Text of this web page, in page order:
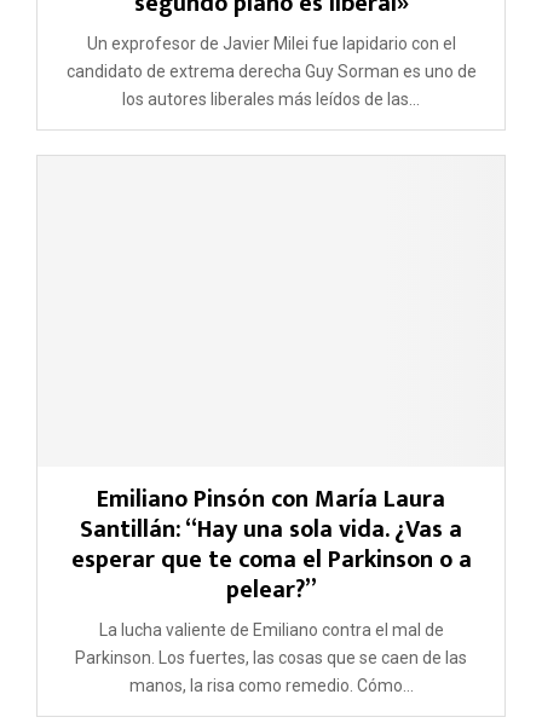
Un exprofesor de Javier Milei fue lapidario con el
candidato de extrema derecha Guy Sorman es uno de
los autores liberales más leídos de las...
Emiliano Pinsón con María Laura
Santillán: “Hay una sola vida. ¿Vas a
esperar que te coma el Parkinson o a
pelear?”
La lucha valiente de Emiliano contra el mal de
Parkinson. Los fuertes, las cosas que se caen de las
manos, la risa como remedio. Cómo...